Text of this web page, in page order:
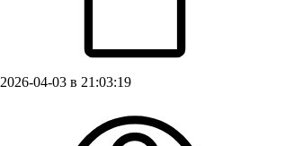
2026-04-03 в 21:03:19